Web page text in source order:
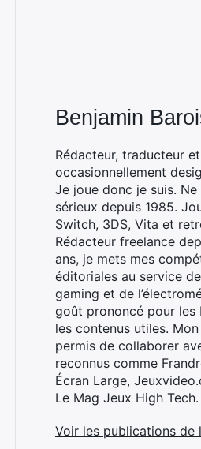
Benjamin
Rédacteur, traducteur et
occasionnellement
Je joue donc je suis.
sérieux depuis 1985.
Switch, 3DS, Vita et
Rédacteur freelance
ans, je mets mes
éditoriales au service
gaming et de
goût prononcé pour les
les contenus utiles. Mon
permis de collaborer
reconnus comme
Écran Large,
Le Mag Jeux High Tech.
Voir les publications de